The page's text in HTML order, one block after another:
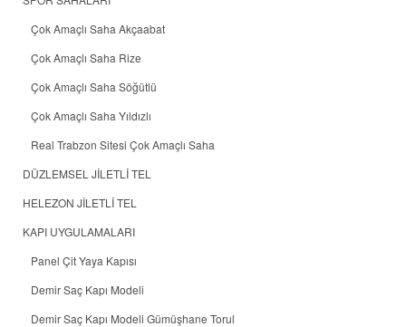
Çok Amaçlı Saha Akçaabat
Çok Amaçlı Saha Rize
Çok Amaçlı Saha Söğütlü
Çok Amaçlı Saha Yıldızlı
Real Trabzon Sitesi Çok Amaçlı Saha
DÜZLEMSEL JİLETLİ TEL
HELEZON JİLETLİ TEL
KAPI UYGULAMALARI
Panel Çit Yaya Kapısı
Demir Saç Kapı Modeli
Demir Saç Kapı Modeli Gümüşhane Torul